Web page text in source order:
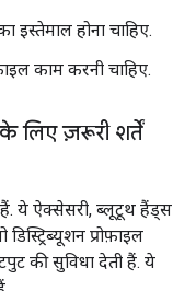
इस्तेमाल होना चाहिए.
काम करनी चाहिए.
लिए ज़रूरी शर्तें
हैं. ये ऐक्सेसरी, ब्लूटूथ हैंड्स
प्रोफ़ाइल
की सुविधा देती हैं. ये